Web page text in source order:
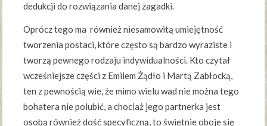
dedukcji do rozwiązania danej zagadki.
Oprócz tego ma również niesamowitą umiejętność
tworzenia postaci, które często są bardzo wyraziste i
tworzą pewnego rodzaju indywidualności. Kto czytał
wcześniejsze części z Emilem Żądło i Martą Zabłocką,
ten z pewnością wie, że mimo wielu wad nie można tego
bohatera nie polubić, a chociaż jego partnerka jest
osobą również dość specyficzną, to świetnie oboje się